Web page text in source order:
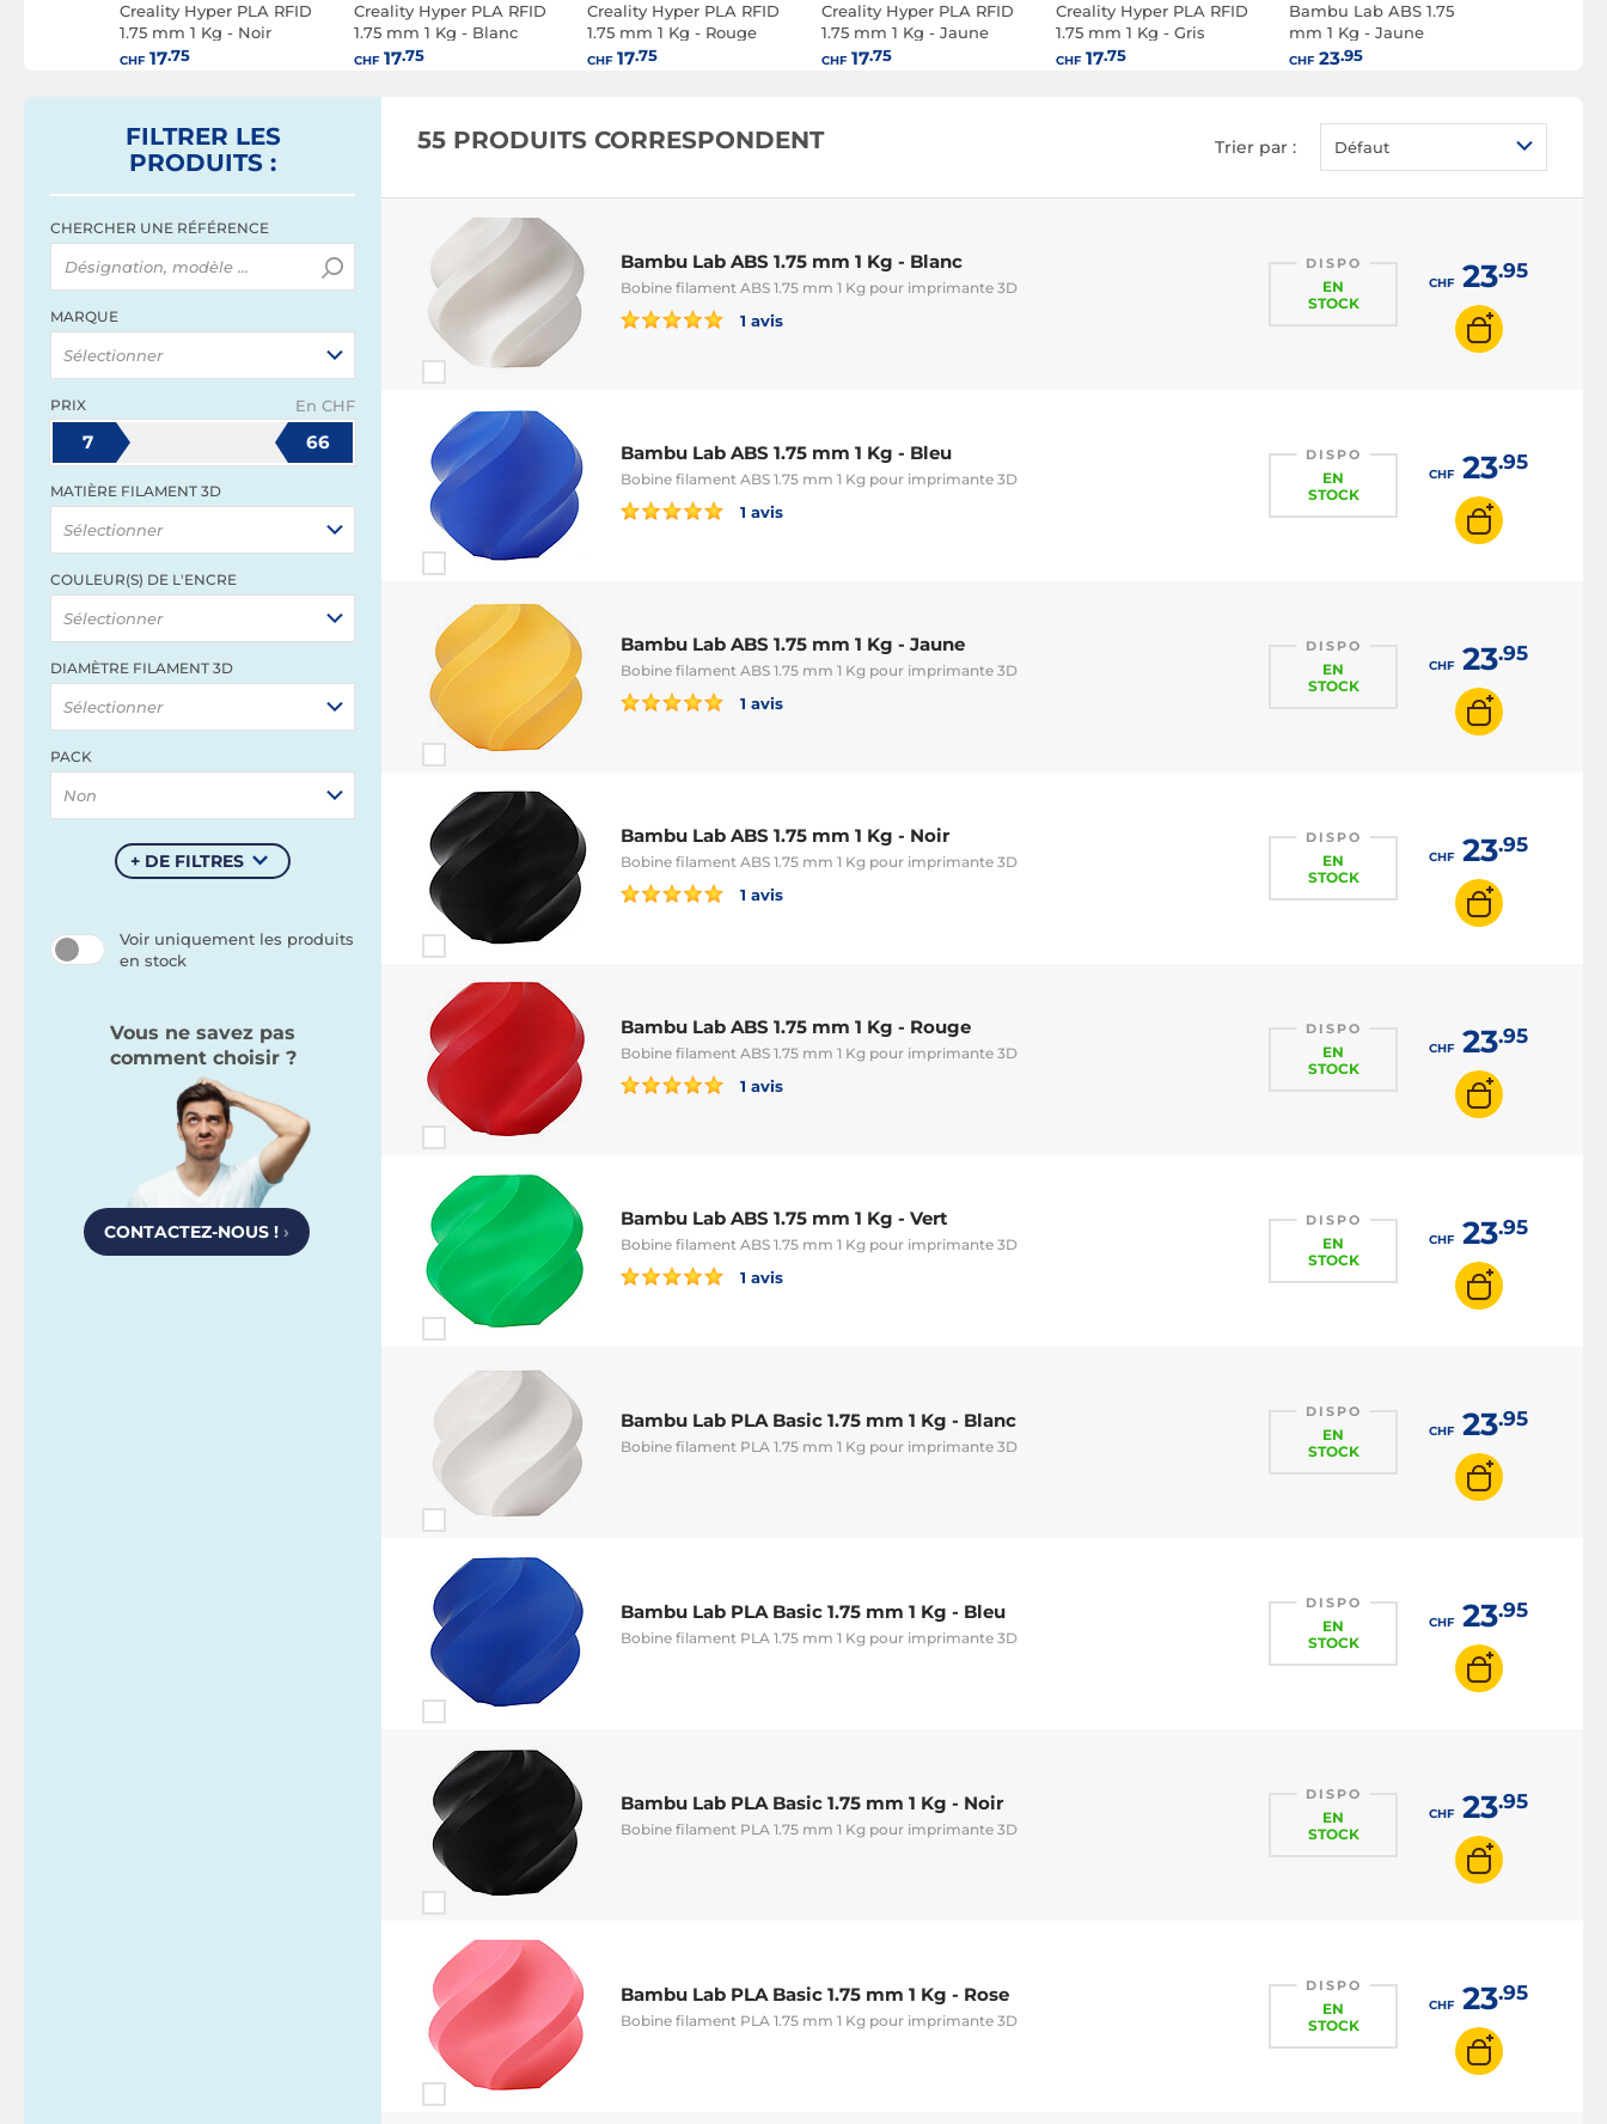
Creality Hyper PLA RFID
1.75 mm 1 Kg - Noir
CHF17.75
Creality Hyper PLA RFID
1.75 mm 1 Kg - Blanc
CHF17.75
Creality Hyper PLA RFID
1.75 mm 1 Kg - Rouge
CHF17.75
Creality Hyper PLA RFID
1.75 mm 1 Kg - Jaune
CHF17.75
Creality Hyper PLA RFID
1.75 mm 1 Kg - Gris
CHF17.75
Bambu Lab ABS 1.75
mm 1 Kg - Jaune
CHF23.95
FILTRER LES
PRODUITS :
CHERCHER UNE RÉFÉRENCE
MARQUE
Sélectionner
PRIX En CHF
7 66
MATIÈRE FILAMENT 3D
Sélectionner
COULEUR(S) DE L'ENCRE
Sélectionner
DIAMÈTRE FILAMENT 3D
Sélectionner
PACK
Non
+ DE FILTRES
Voir uniquement les produits
en stock
Vous ne savez pas
comment choisir ?
CONTACTEZ-NOUS ! ›
55 PRODUITS CORRESPONDENT Trier par : Défaut
Bambu Lab ABS 1.75 mm 1 Kg - Blanc
Bobine filament ABS 1.75 mm 1 Kg pour imprimante 3D
1 avis
DISPO
EN
STOCK
CHF23.95
Bambu Lab ABS 1.75 mm 1 Kg - Bleu
Bobine filament ABS 1.75 mm 1 Kg pour imprimante 3D
1 avis
DISPO
EN
STOCK
CHF23.95
Bambu Lab ABS 1.75 mm 1 Kg - Jaune
Bobine filament ABS 1.75 mm 1 Kg pour imprimante 3D
1 avis
DISPO
EN
STOCK
CHF23.95
Bambu Lab ABS 1.75 mm 1 Kg - Noir
Bobine filament ABS 1.75 mm 1 Kg pour imprimante 3D
1 avis
DISPO
EN
STOCK
CHF23.95
Bambu Lab ABS 1.75 mm 1 Kg - Rouge
Bobine filament ABS 1.75 mm 1 Kg pour imprimante 3D
1 avis
DISPO
EN
STOCK
CHF23.95
Bambu Lab ABS 1.75 mm 1 Kg - Vert
Bobine filament ABS 1.75 mm 1 Kg pour imprimante 3D
1 avis
DISPO
EN
STOCK
CHF23.95
Bambu Lab PLA Basic 1.75 mm 1 Kg - Blanc
Bobine filament PLA 1.75 mm 1 Kg pour imprimante 3D
DISPO
EN
STOCK
CHF23.95
Bambu Lab PLA Basic 1.75 mm 1 Kg - Bleu
Bobine filament PLA 1.75 mm 1 Kg pour imprimante 3D
DISPO
EN
STOCK
CHF23.95
Bambu Lab PLA Basic 1.75 mm 1 Kg - Noir
Bobine filament PLA 1.75 mm 1 Kg pour imprimante 3D
DISPO
EN
STOCK
CHF23.95
Bambu Lab PLA Basic 1.75 mm 1 Kg - Rose
Bobine filament PLA 1.75 mm 1 Kg pour imprimante 3D
DISPO
EN
STOCK
CHF23.95